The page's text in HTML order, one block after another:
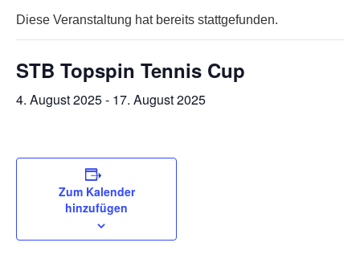
Diese Veranstaltung hat bereits stattgefunden.
STB Topspin Tennis Cup
4. August 2025- 17. August 2025
Zum Kalender
hinzufügen